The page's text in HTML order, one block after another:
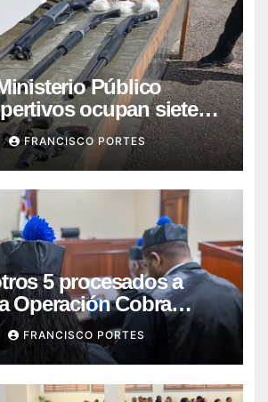
Público
ocupan siete
presunta cocaína
motocicleta robada,
y San Juan
FRANCISCO PORTES
5 procesados a
Operación Cobra
en prisión
FRANCISCO PORTES